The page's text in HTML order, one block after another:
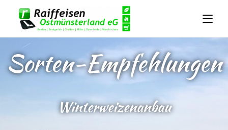
Sorten-Empfehlungen
Winterweizenanbau